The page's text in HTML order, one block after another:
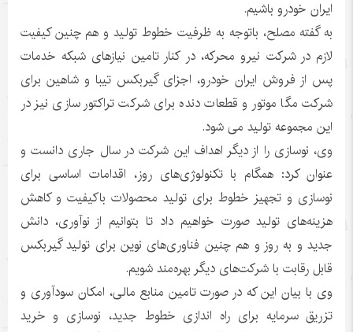
ایران خودرو باشیم.
به گفته مصلح، باتوجه به ظرفیت خطوط تولید و هم چنین کیفیت
لازم در شرکت نیرو محرکه، در کنار تامین نیازهای شبکه خدمات
پس از فروش ایران خودرو، اجزای گیربکس تیبا و شاهین برای
شرکت مگا موتور و قطعات دنده برای شرکت تراکتور سازی نیز در
این مجموعه تولید می شود.
وی، نوسازی را از دیگر اهداف این شرکت در سال جاری دانست و
عنوان کرد: همگام با تکنولوژی‌های روز، اقدامات اساسی برای
نوسازی و تجهیز خطوط برای تولید محصولات باکیفیت و کاهش
هزینه‌های تولید صورت خواهیم داد تا بتوانیم از نوآوری، دانش
جدید و به روز و هم چنین فناوری‌های نوین برای تولید گیربکس
قابل رقابت با شرکت‌های دیگر بهره‌مند شویم.
وی با بیان این که در صورت تامین منابع مالی، امکان سودآوری و
تزریق سرمایه برای راه اندازی خطوط جدید، نوسازی و خرید